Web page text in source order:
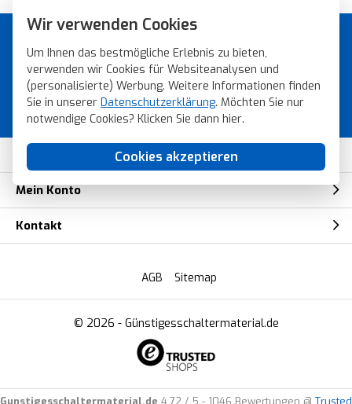
Wir verwenden Cookies
Um Ihnen das bestmögliche Erlebnis zu bieten,
verwenden wir Cookies für Websiteanalysen und
(personalisierte) Werbung. Weitere Informationen finden
Sie in unserer Datenschutzerklärung. Möchten Sie nur
notwendige Cookies? Klicken Sie dann hier.
Cookies akzeptieren
Günstiges Schaltermaterial von
Topmarken!
Bestellen Sie schnell, sicher und einfach
bei Gunstigesschaltermaterial.de
Mein Konto
Kontakt
© 2026 - Günstigesschaltermaterial.de
AGB Sitemap